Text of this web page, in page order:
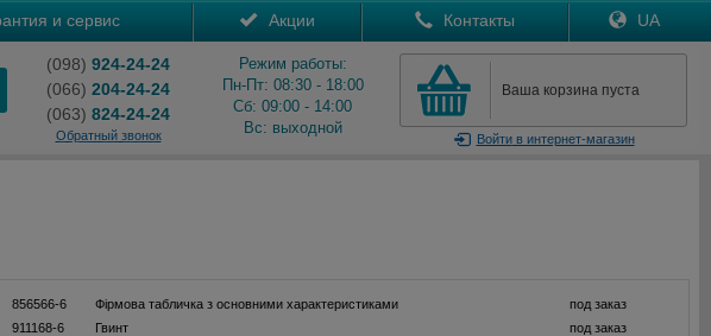
и сервис Акции Контакты UA
(098) 924-24-24
(066) 204-24-24
(063) 824-24-24
Обратный звонок
Режим работы:
Пн-Пт: 08:30 - 18:00
Сб: 09:00 - 14:00
Вс: выходной
Ваша корзина пуста
Войтив интернет-магазин
856566-6 Фiрмова табличка з основними характеристиками
под заказ
911168-6 Гвинт
под заказ